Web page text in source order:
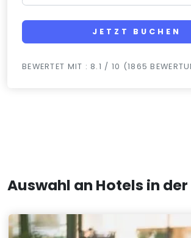
JETZT BUCHEN
BEWERTET MIT : 8.1 / 10 (1865
Auswahl an Hotels in der